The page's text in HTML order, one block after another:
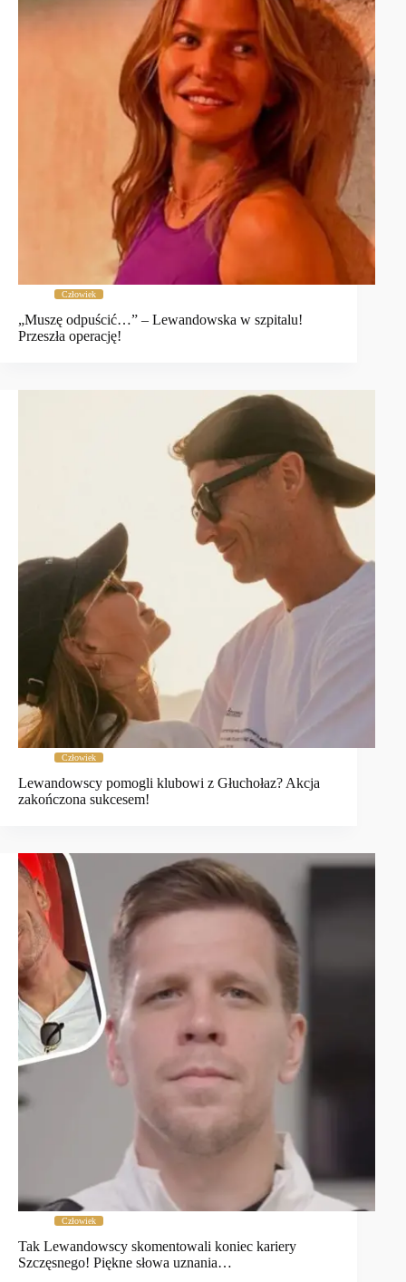
Człowiek
„Muszę odpuścić…” – Lewandowska w szpitalu!
Przeszła operację!
Człowiek
Lewandowscy pomogli klubowi z Głuchołaz? Akcja
zakończona sukcesem!
Człowiek
Tak Lewandowscy skomentowali koniec kariery
Szczęsnego! Piękne słowa uznania…